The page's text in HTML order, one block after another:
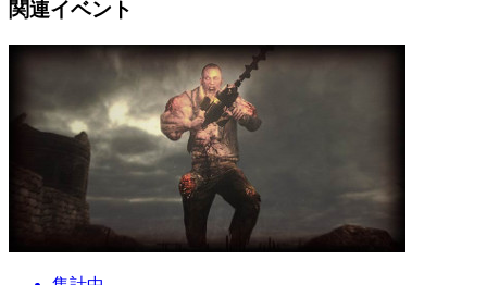
関連イベント